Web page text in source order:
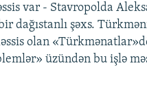
var - Stavropolda
dağıstanlı şəxs.
olan
üzündən bu işlə